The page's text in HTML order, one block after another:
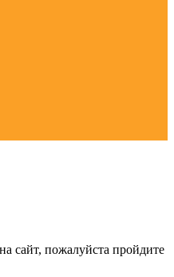
сайт, пожалуйста пройдите